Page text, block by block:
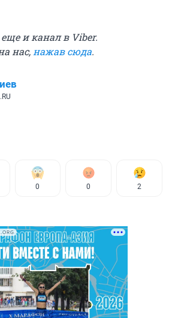
еще и канал в Viber.
нас,нажав сюда.
0 0 2